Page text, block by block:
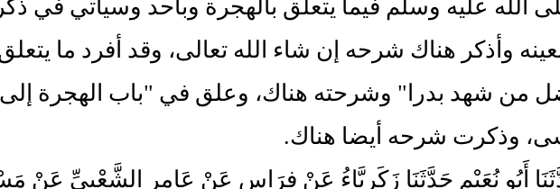
وأذكر هناك شرحه إن شاء الله تعالى، وقد أفرد ما
من شهد بدرا" وشرحته هناك، وعلق في "باب الهجرة إلى
وذكرت شرحه أيضا هناك.